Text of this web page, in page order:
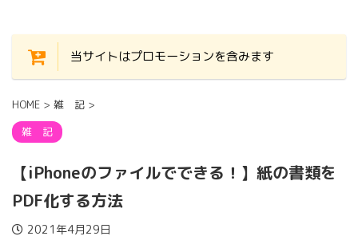
当サイトはプロモーションを含みます
HOME > 雑 記 >
雑 記
【iPhoneのファイルでできる！】紙の書類を
PDF化する方法
2021年4月29日